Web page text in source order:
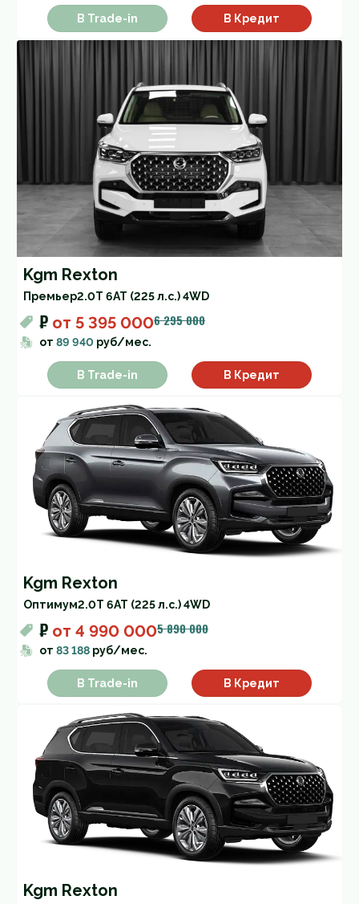
В Trade-in В Кредит
Kgm Rexton
Премьер2.0T 6AT (225 л.с.) 4WD
₽ от 5 395 0006 295 000
от 89 940 руб/мес.
В Trade-in В Кредит
Kgm Rexton
Оптимум2.0T 6AT (225 л.с.) 4WD
₽ от 4 990 0005 890 000
от 83 188 руб/мес.
В Trade-in В Кредит
Kgm Rexton